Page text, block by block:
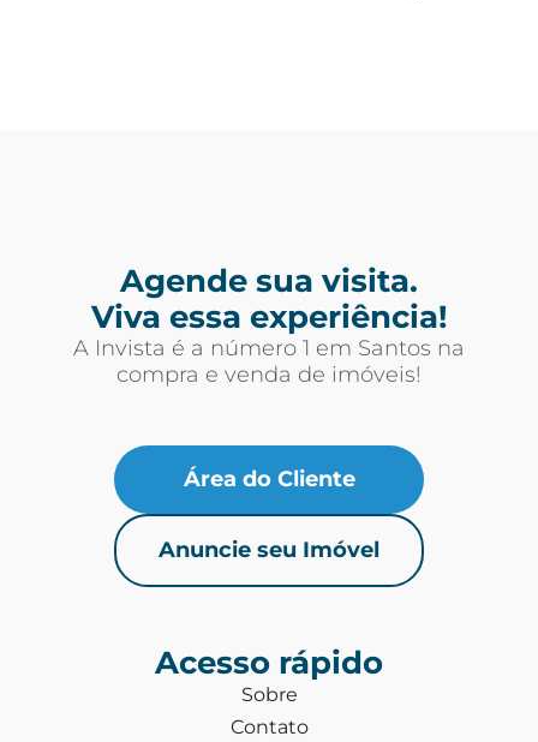
Agende sua visita.
Viva essa experiência!
A Invista é a número 1 em Santos na
compra e venda de imóveis!
Área do Cliente
Anuncie seu Imóvel
Acesso rápido
Sobre
Contato